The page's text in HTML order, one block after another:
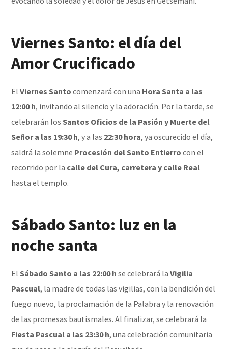
Viernes Santo: el día del
Amor Crucificado
ElViernes Santo comenzará con una Hora Santa a las
12:00 h, invitando al silencio y la adoración. Por la tarde, se
celebrarán losSantos Oficios de la Pasión y Muerte del
Señor a las 19:30 h, y a las 22:30 hora, ya oscurecido el día,
saldrá la solemne Procesión del Santo Entierro con el
recorrido por la calle del Cura, carretera y calle Real
hasta el templo.
Sábado Santo: luz en la
noche santa
ElSábado Santo a las 22:00 h se celebrará laVigilia
Pascual, la madre de todas las vigilias, con la bendición del
fuego nuevo, la proclamación de la Palabra y la renovación
de las promesas bautismales. Al finalizar, se celebrará la
Fiesta Pascual a las 23:30 h, una celebración comunitaria